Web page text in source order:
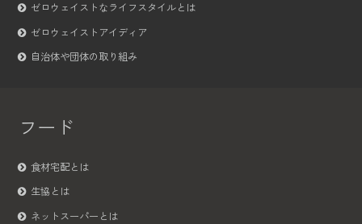
ゼロウェイストなライフスタイルとは
ゼロウェイストアイディア
自治体や団体の取り組み
フード
食材宅配とは
生協とは
ネットスーパーとは